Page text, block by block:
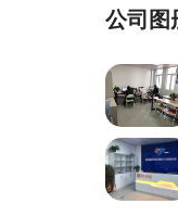
公司图